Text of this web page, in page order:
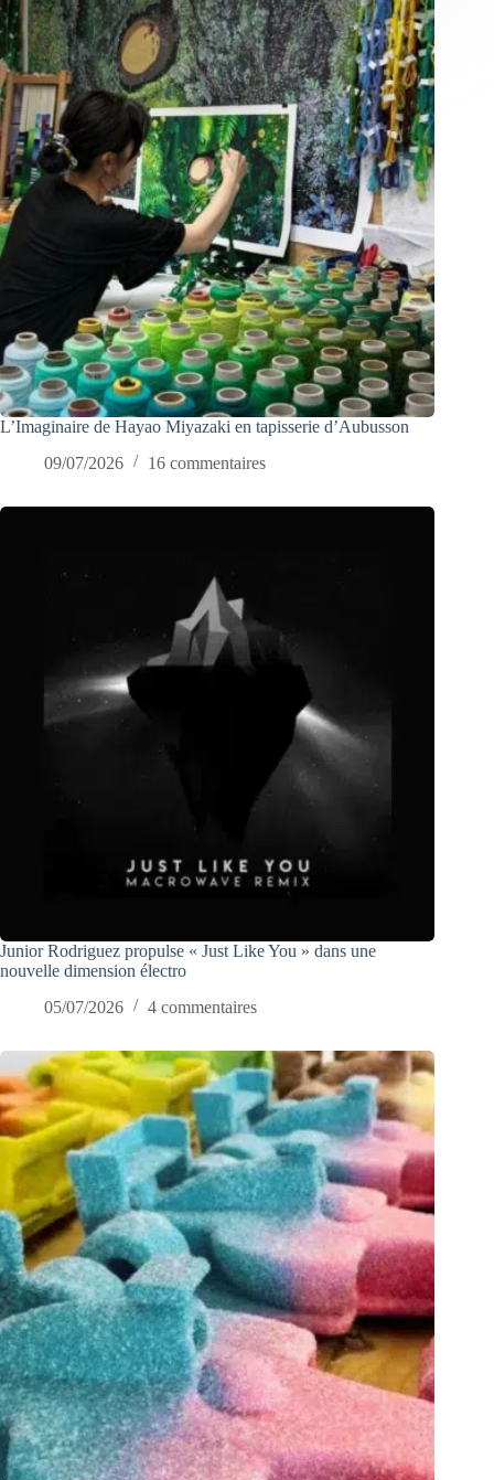
L’Imaginaire de Hayao Miyazaki en tapisserie d’Aubusson
09/07/2026
16 commentaires
Junior Rodriguez propulse « Just Like You » dans une
nouvelle dimension électro
05/07/2026
4 commentaires